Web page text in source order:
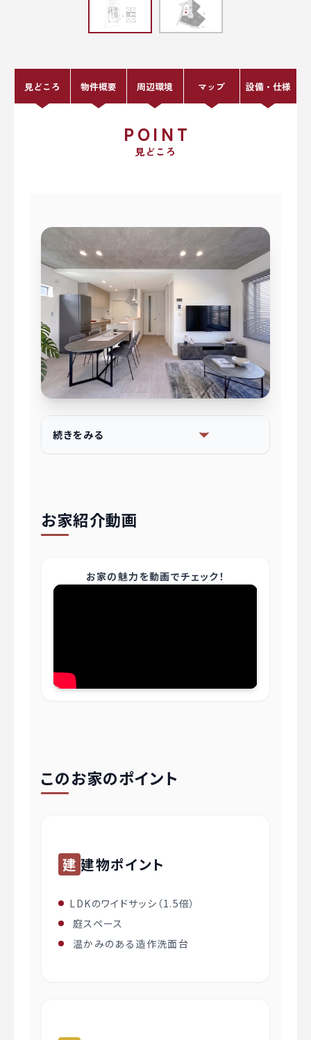
見どころ 物件概要 周辺環境 マップ 設備・仕様
POINT
見どころ
コミュニティタウン刈谷市小垣江町３ No.
５
続きをみる
お家紹介動画
お家の魅力を動画でチェック！
このお家のポイント
建 建物ポイント
LDKのワイドサッシ（1.5倍）
庭スペース
温かみのある造作洗面台